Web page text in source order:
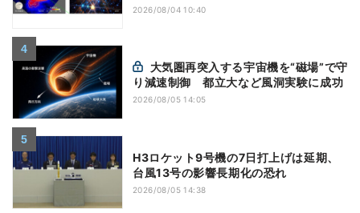
2026/08/04 10:40
り減速制御 都立大など風洞実験に成功
2026/08/05 14:05
H3ロケット9号機の7日打上げは延期、
台風13号の影響長期化の恐れ
2026/08/05 14:38